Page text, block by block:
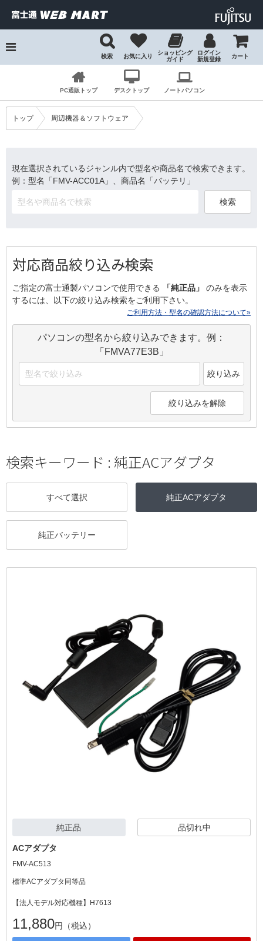
検索 お気に入り
ショッピング
ガイド
ログイン
新規登録
カート
PC通販トップ
デスクトップ ノートパソコン
トップ 周辺機器＆ソフトウェア
現在選択されているジャンル内で型名や商品名で検索できます。
例：型名「FMV-ACC01A」、商品名「バッテリ」
検索
対応商品絞り込み検索
ご指定の富士通製パソコンで使用できる 「純正品」
のみを表示
するには、以下の絞り込み検索をご利用下さい。
ご利用方法・型名の確認方法について»
パソコンの型名から絞り込みできます。例：
「FMVA77E3B」
絞り込み
絞り込みを解除
検索キーワード : 純正ACアダプタ
すべて選択 純正ACアダプタ
純正バッテリー
純正品 品切れ中
ACアダプタ
FMV-AC513
標準ACアダプタ同等品
【法人モデル対応機種】H7613
11,880円（税込）